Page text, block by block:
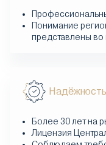
Понимание
представлены во
Надёжность
Более 30 лет на
Лицензия